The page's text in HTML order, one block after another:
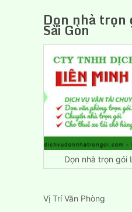
Dọn nhà trọn
Sài Gòn
Dọn nhà trọn gói
Vị Trí Văn Phòng